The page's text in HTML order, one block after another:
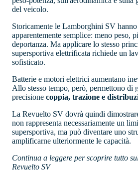
del veicolo.
Storicamente le Lamborghini SV
apparentemente semplice: meno peso,
deportanza. Ma applicare lo stesso
supersportiva elettrificata richiede un
sofisticato.
Batterie e motori elettrici aumentano
Allo stesso tempo, però, permettono di
precisione coppia, trazione e
La Revuelto SV dovrà quindi
non rappresenta necessariamente un
supersportiva, ma può diventare uno
amplificarne ulteriormente le capacità.
Continua a leggere per scoprire tutto
Revuelto SV